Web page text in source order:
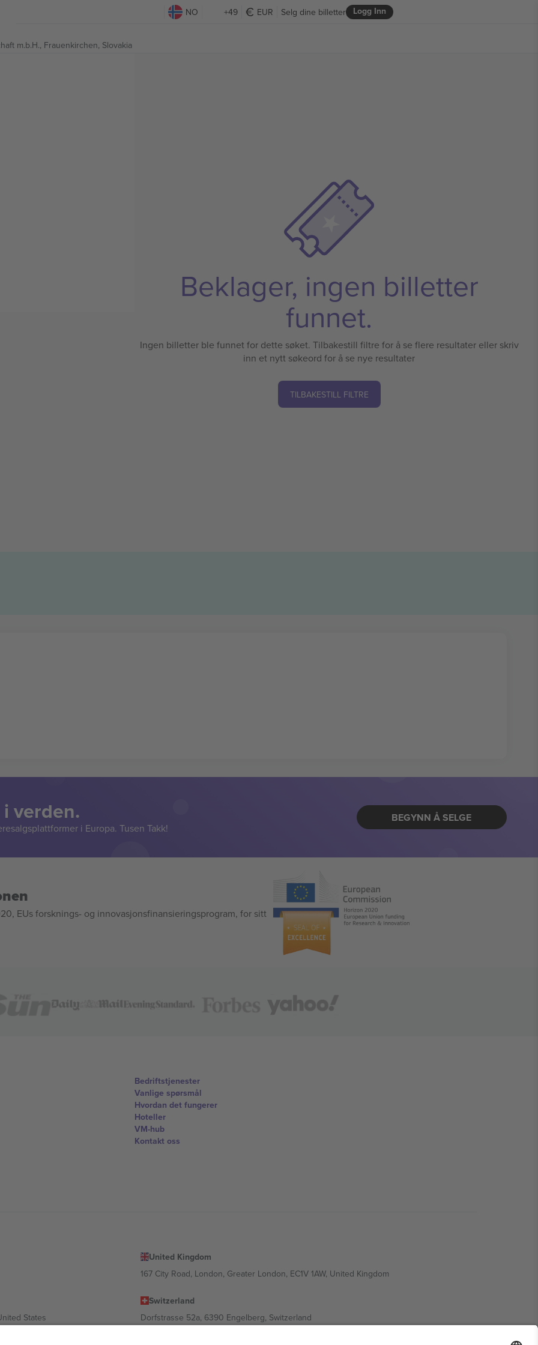
NO +49 EUR Logg Inn
Selg dine billetter
m.b.H., Frauenkirchen, Slovakia
Beklager, ingen billetter
funnet.
Ingen billetter ble funnet for dette søket. Tilbakestill filtre for å se flere resultater eller skriv
inn et nytt søkeord for å se nye resultater
TILBAKESTILL FILTRE
verden.
i Europa. Tusen Takk!
BEGYNN Å SELGE
EUs forsknings- og innovasjonsfinansieringsprogram, for sitt
Bedriftstjenester
Vanlige spørsmål
Hvordan det fungerer
Hoteller
VM-hub
Kontakt oss
United Kingdom
167 City Road, London, Greater London, EC1V 1AW, United Kingdom
States
Switzerland
Dorfstrasse 52a, 6390 Engelberg, Switzerland